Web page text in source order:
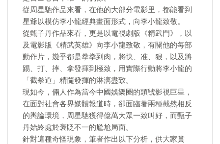
從周星馳作品來看，在他的大部分電影里，都能看到
星爺以模仿李小龍經典畫面形式，向李小龍致敬。
從甄子丹作品來看，更是以電視劇版《精武門》，以
及電影版《精武英雄》向李小龍致敬，有關他的每部
動作片，幾乎都是拳拳到肉，將快、准、狠，以及將
踢、打、摔、拿發揮到極致，用實際行動將李小龍的
「截拳道」精髓發揮的淋漓盡致。
現如今，倆人作為當今中國娛樂圈的頭號影視巨星，
在面對社會各界媒體報道時，卻面臨著兩種截然相反
的輿論環境，周星馳獲得億萬大眾一致叫好，而甄子
丹始終處於褒貶不一的尷尬局面。
針對這種奇怪現象，筆者作出以下分析，供大家賞